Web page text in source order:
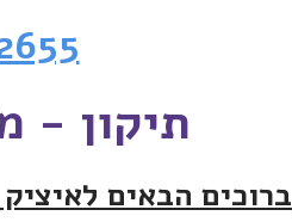
תיקון -
ברוכים הבאים